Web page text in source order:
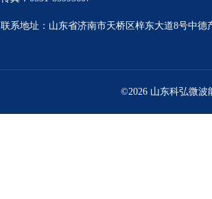
联系地址：山东省济南市天桥区梓东大道8号中德
©2026 山东科弘微